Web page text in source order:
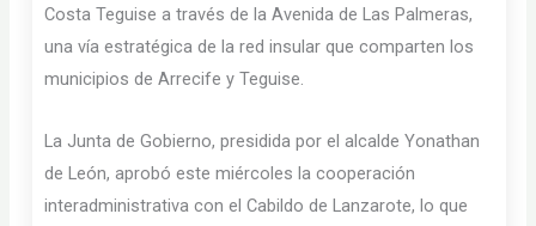
Costa Teguise a través de la Avenida de Las Palmeras,
una vía estratégica de la red insular que comparten los
municipios de Arrecife y Teguise.
La Junta de Gobierno, presidida por el alcalde Yonathan
de León, aprobó este miércoles la cooperación
interadministrativa con el Cabildo de Lanzarote, lo que